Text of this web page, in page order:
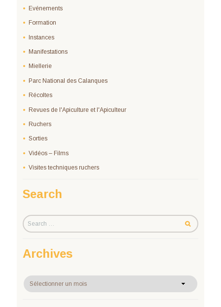
Evénements
Formation
Instances
Manifestations
Miellerie
Parc National des Calanques
Récoltes
Revues de l'Apiculture et l'Apiculteur
Ruchers
Sorties
Vidéos – Films
Visites techniques ruchers
Search
Archives
Archives